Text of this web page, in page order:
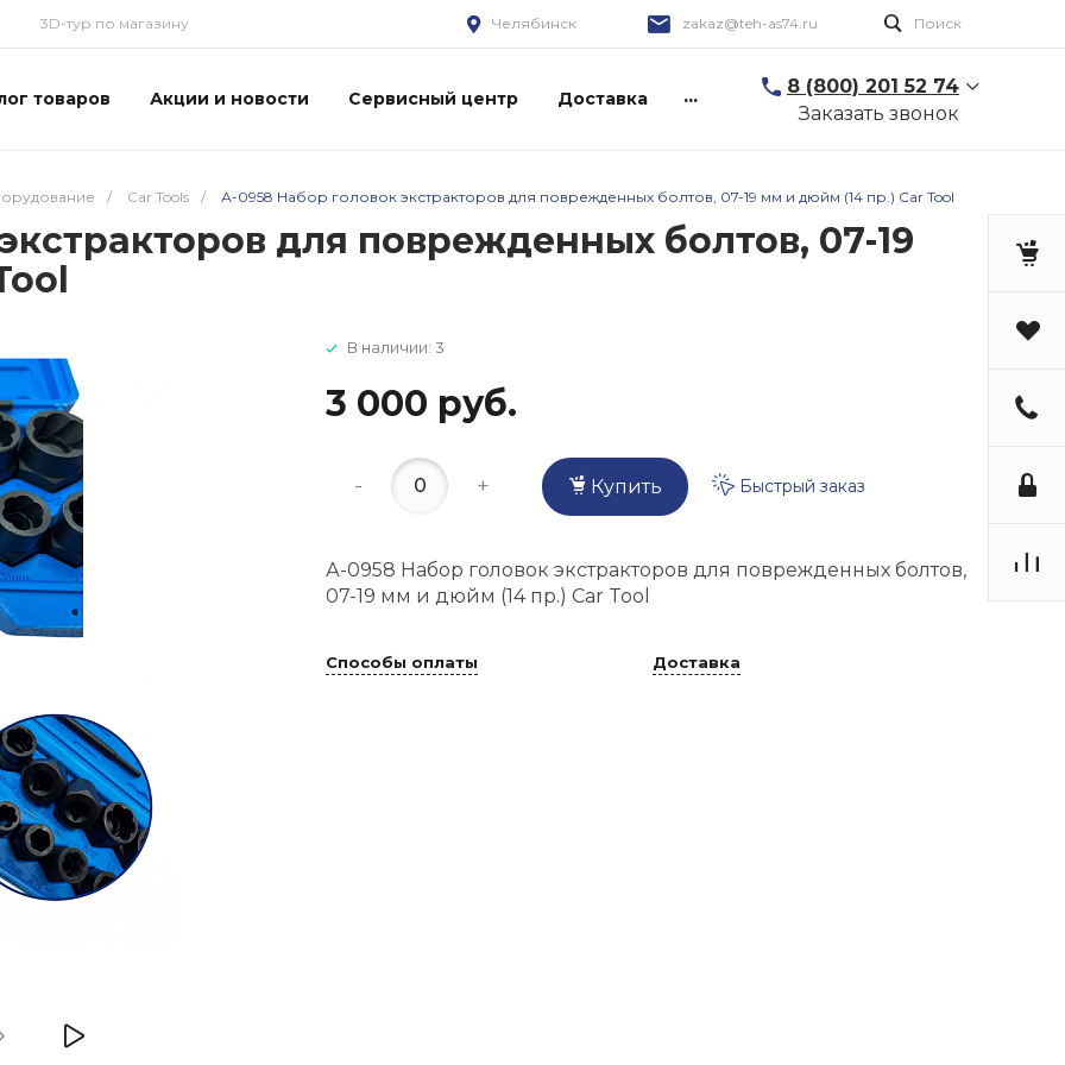
3D-тур по магазину Челябинск zakaz@teh-as74.ru Поиск
товаров Акции и новости Сервисный центр Доставка ...
8 (800) 201 52 74
Заказать звонок
/ Car Tools / А-0958 Набор головок экстракторов для поврежденных болтов, 07-19 мм и дюйм (14 пр.) Car Tool
для поврежденных болтов, 07-19
В наличии: 3
3 000 руб.
- + Купить Быстрый заказ
А-0958 Набор головок экстракторов для поврежденных болтов,
07-19 мм и дюйм (14 пр.) Car Tool
Способы оплаты Доставка